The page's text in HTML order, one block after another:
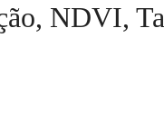
NDVI,